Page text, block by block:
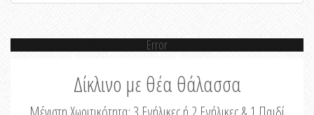
Error
Δίκλινο με θέα θάλασσα